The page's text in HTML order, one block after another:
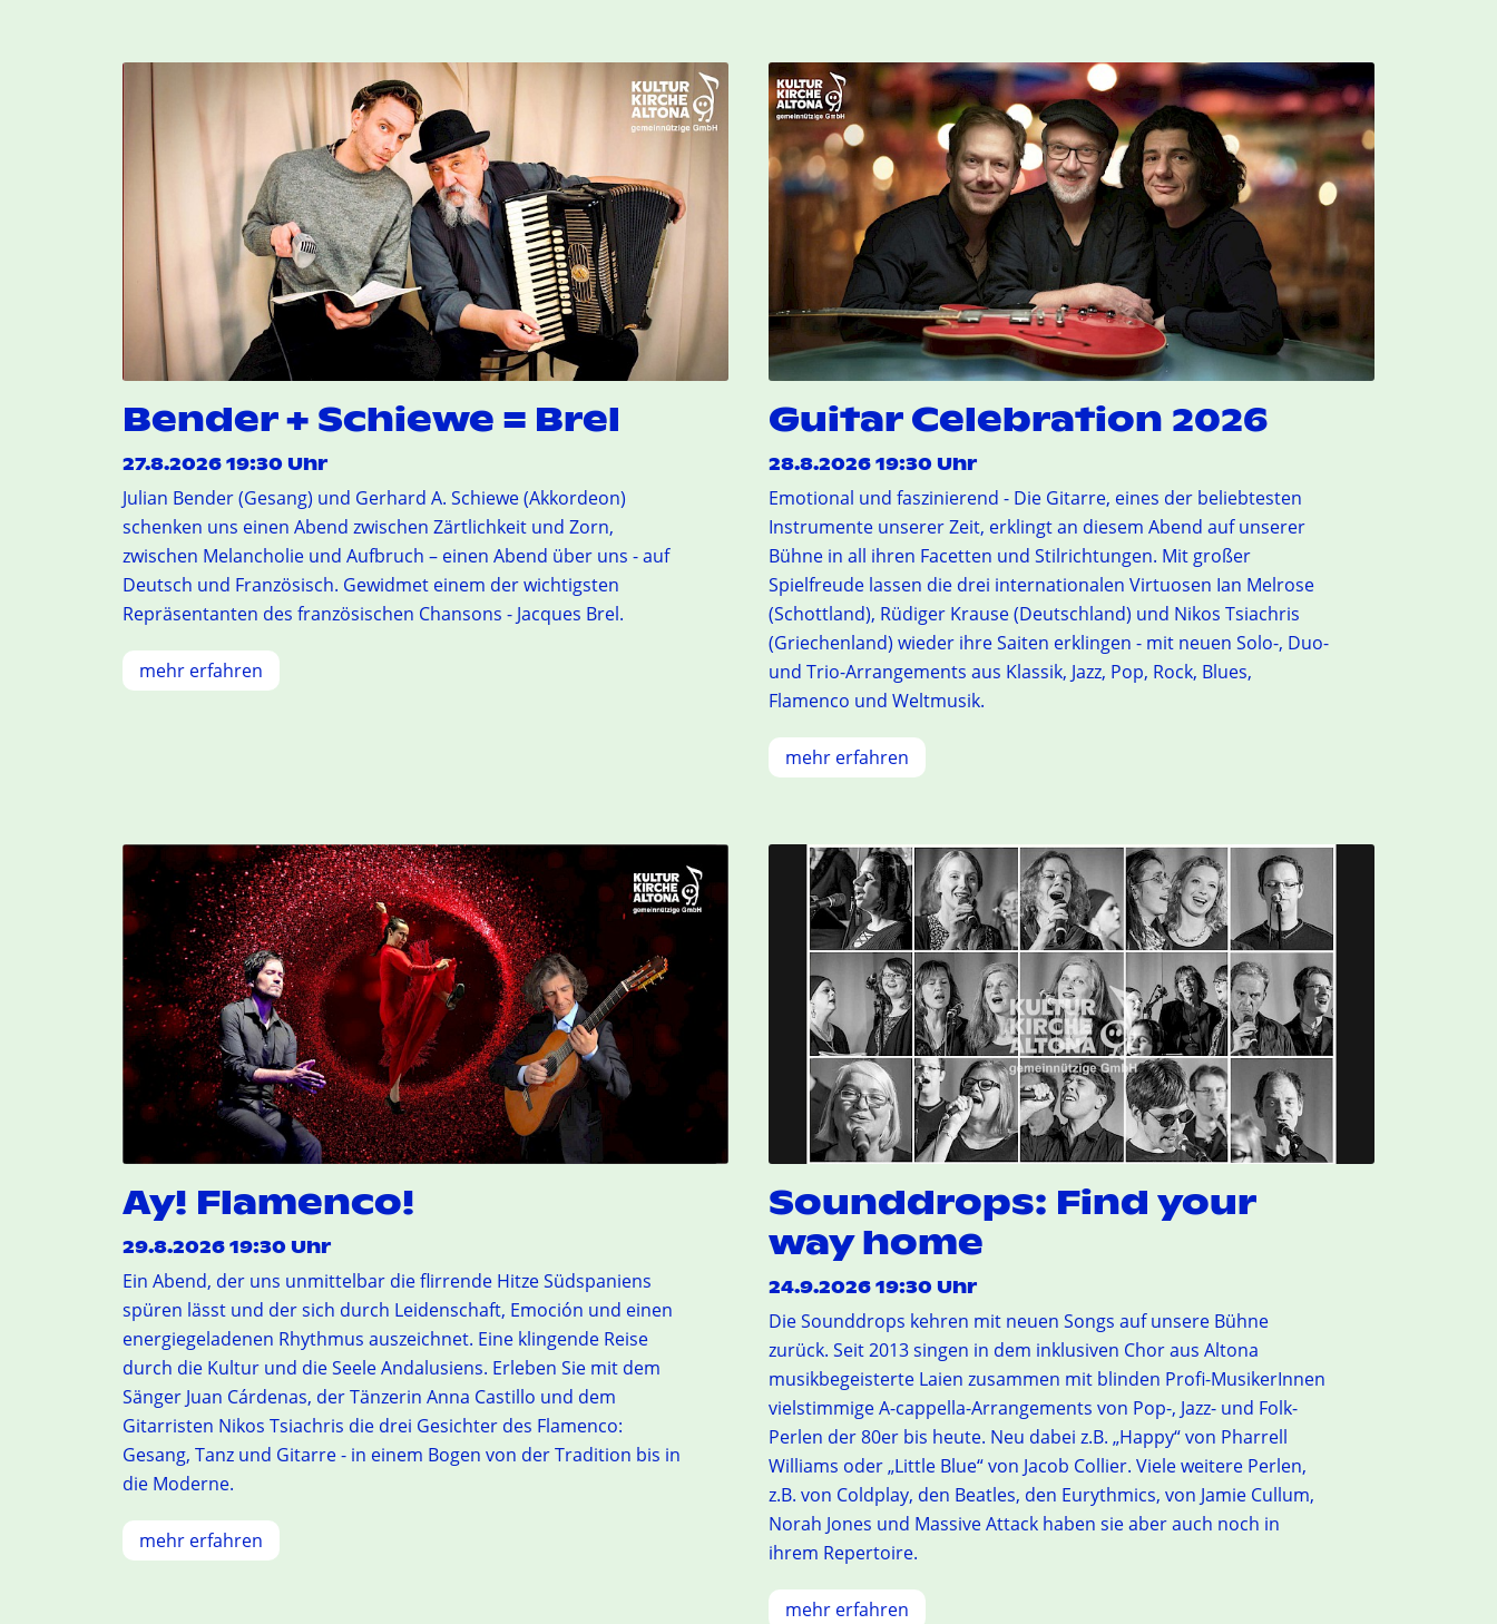
Bender + Schiewe = Brel
27.8.2026 19:30 Uhr
Julian Bender (Gesang) und Gerhard A. Schiewe (Akkordeon)
schenken uns einen Abend zwischen Zärtlichkeit und Zorn,
zwischen Melancholie und Aufbruch – einen Abend über uns - auf
Deutsch und Französisch. Gewidmet einem der wichtigsten
Repräsentanten des französischen Chansons - Jacques Brel.
mehr erfahren
Guitar Celebration 2026
28.8.2026 19:30 Uhr
Emotional und faszinierend - Die Gitarre, eines der beliebtesten
Instrumente unserer Zeit, erklingt an diesem Abend auf unserer
Bühne in all ihren Facetten und Stilrichtungen. Mit großer
Spielfreude lassen die drei internationalen Virtuosen Ian Melrose
(Schottland), Rüdiger Krause (Deutschland) und Nikos Tsiachris
(Griechenland) wieder ihre Saiten erklingen - mit neuen Solo-, Duo-
und Trio-Arrangements aus Klassik, Jazz, Pop, Rock, Blues,
Flamenco und Weltmusik.
mehr erfahren
Ay! Flamenco!
29.8.2026 19:30 Uhr
Ein Abend, der uns unmittelbar die flirrende Hitze Südspaniens
spüren lässt und der sich durch Leidenschaft, Emoción und einen
energiegeladenen Rhythmus auszeichnet. Eine klingende Reise
durch die Kultur und die Seele Andalusiens. Erleben Sie mit dem
Sänger Juan Cárdenas, der Tänzerin Anna Castillo und dem
Gitarristen Nikos Tsiachris die drei Gesichter des Flamenco:
Gesang, Tanz und Gitarre - in einem Bogen von der Tradition bis in
die Moderne.
mehr erfahren
Sounddrops: Find your
way home
24.9.2026 19:30 Uhr
Die Sounddrops kehren mit neuen Songs auf unsere Bühne
zurück. Seit 2013 singen in dem inklusiven Chor aus Altona
musikbegeisterte Laien zusammen mit blinden Profi-MusikerInnen
vielstimmige A-cappella-Arrangements von Pop-, Jazz- und Folk-
Perlen der 80er bis heute. Neu dabei z.B. „Happy“ von Pharrell
Williams oder „Little Blue“ von Jacob Collier. Viele weitere Perlen,
z.B. von Coldplay, den Beatles, den Eurythmics, von Jamie Cullum,
Norah Jones und Massive Attack haben sie aber auch noch in
ihrem Repertoire.
mehr erfahren